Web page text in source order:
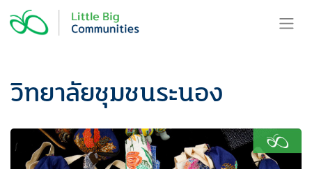
content
วิทยาลัยชุมชนระนอง